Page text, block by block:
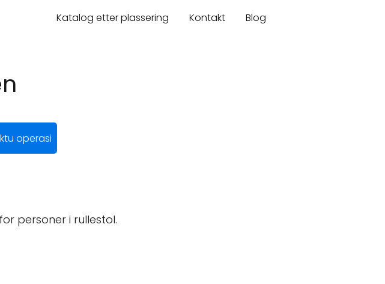
Katalog etter plassering Kontakt Blog
operasi
personer i rullestol.